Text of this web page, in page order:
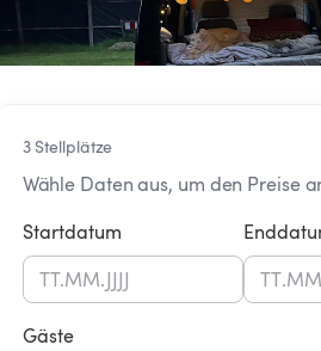
3 Stellplätze
Wähle Daten aus, um den Preise
Startdatum
TT.MM.JJJJ
TT.MM
Gäste